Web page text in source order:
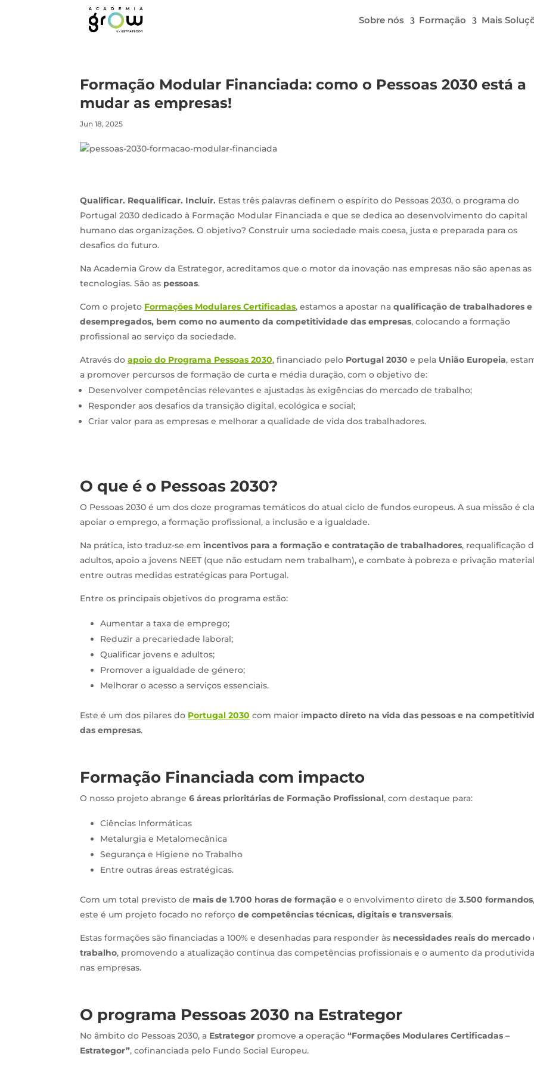
Sobre nós Formação Mais
Formação Modular Financiada: como o Pessoas 2030 está a
mudar as empresas!
Jun 18, 2025
Qualificar. Requalificar. Incluir. Estas três palavras definem o espírito do Pessoas 2030, o programa do
Portugal 2030 dedicado à Formação Modular Financiada e que se dedica ao desenvolvimento do capital
humano das organizações. O objetivo? Construir uma sociedade mais coesa, justa e preparada para os
desafios do futuro.
Na Academia Grow da Estrategor, acreditamos que o motor da inovação nas empresas não são apenas as
tecnologias. São as pessoas.
Com o projeto Formações Modulares Certificadas, estamos a apostar naqualificação de trabalhadores e
desempregados, bem como no aumento da competitividade das empresas, colocando a formação
profissional ao serviço da sociedade.
Através doapoio do Programa Pessoas 2030, financiado pelo Portugal 2030 e pela União Europeia,
a promover percursos de formação de curta e média duração, com o objetivo de:
Desenvolver competências relevantes e ajustadas às exigências do mercado de trabalho;
Responder aos desafios da transição digital, ecológica e social;
Criar valor para as empresas e melhorar a qualidade de vida dos trabalhadores.
O que é o Pessoas 2030?
O Pessoas 2030 é um dos doze programas temáticos do atual ciclo de fundos europeus. A sua missão é
apoiar o emprego, a formação profissional, a inclusão e a igualdade.
Na prática, isto traduz-se emincentivos para a formação e contratação de trabalhadores, requalificação
adultos, apoio a jovens NEET (que não estudam nem trabalham), e combate à pobreza e privação
entre outras medidas estratégicas para Portugal.
Entre os principais objetivos do programa estão:
Aumentar a taxa de emprego;
Reduzir a precariedade laboral;
Qualificar jovens e adultos;
Promover a igualdade de género;
Melhorar o acesso a serviços essenciais.
Este é um dos pilares do Portugal 2030 com maior impacto direto na vida das pessoas e na
das empresas.
Formação Financiada com impacto
O nosso projeto abrange6 áreas prioritárias de Formação Profissional, com destaque para:
Ciências Informáticas
Metalurgia e Metalomecânica
Segurança e Higiene no Trabalho
Entre outras áreas estratégicas.
Com um total previsto de mais de 1.700 horas de formação e o envolvimento direto de3.500 formandos,
este é um projeto focado no reforçode competências técnicas, digitais e transversais.
Estas formações são financiadas a 100% e desenhadas para responder às necessidades reais do mercado
trabalho, promovendo a atualização contínua das competências profissionais e o aumento da
nas empresas.
O programa Pessoas 2030 na Estrategor
No âmbito do Pessoas 2030, a Estrategor promove a operação“Formações Modulares Certificadas –
Estrategor”, cofinanciada pelo Fundo Social Europeu.